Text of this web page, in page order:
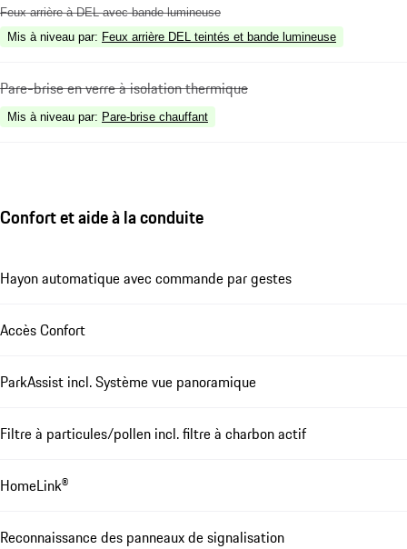
Feux arrière à DEL avec bande lumineuse
Mis à niveau par: Feux arrière DEL teintés et bande lumineuse
Pare-brise en verre à isolation thermique
Mis à niveau par: Pare-brise chauffant
Confort et aide à la conduite
Hayon automatique avec commande par gestes
Accès Confort
ParkAssist incl. Système vue panoramique
Filtre à particules/pollen incl. filtre à charbon actif
HomeLink®
Reconnaissance des panneaux de signalisation